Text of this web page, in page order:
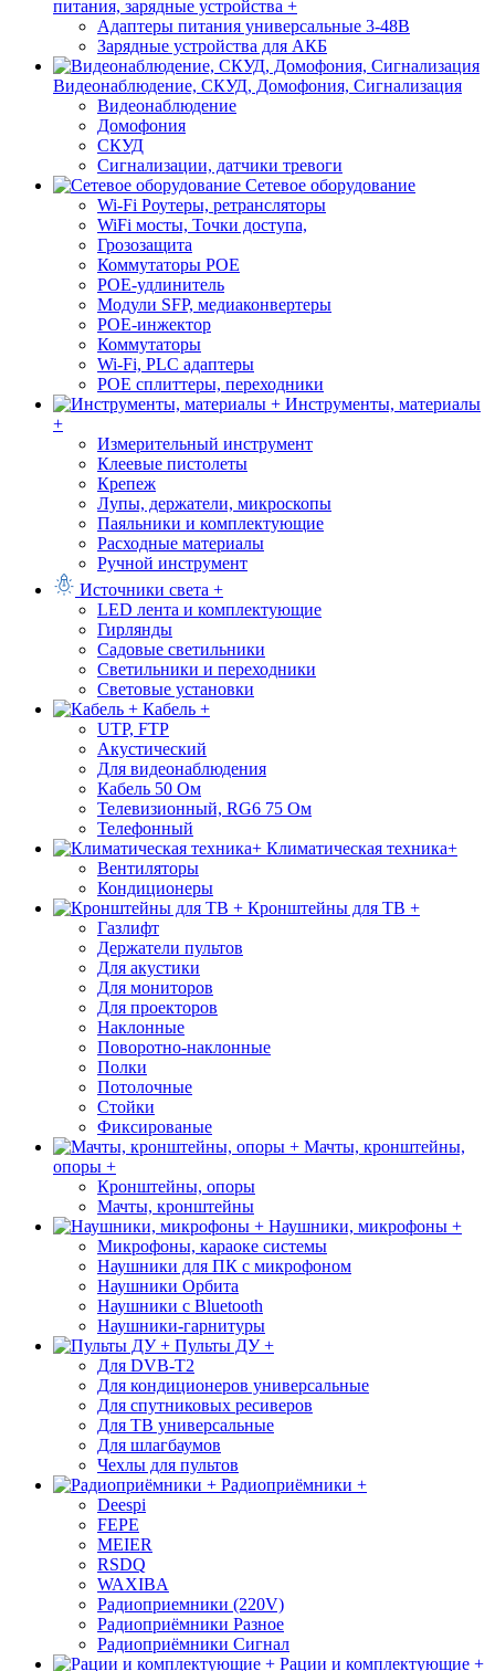
питания, зарядные устройства +
Адаптеры питания универсальные 3-48В
Зарядные устройства для АКБ
Видеонаблюдение, СКУД, Домофония, Сигнализация
Видеонаблюдение
Домофония
СКУД
Сигнализации, датчики тревоги
Сетевое оборудование
Wi-Fi Роутеры, ретрансляторы
WiFi мосты, Точки доступа,
Грозозащита
Коммутаторы POE
POE-удлинитель
Модули SFP, медиаконвертеры
POE-инжектор
Коммутаторы
Wi-Fi, PLC адаптеры
POE сплиттеры, переходники
Инструменты, материалы
+
Измерительный инструмент
Клеевые пистолеты
Крепеж
Лупы, держатели, микроскопы
Паяльники и комплектующие
Расходные материалы
Ручной инструмент
Источники света +
LED лента и комплектующие
Гирлянды
Садовые светильники
Светильники и переходники
Световые установки
Кабель +
UTP, FTP
Акустический
Для видеонаблюдения
Кабель 50 Ом
Телевизионный, RG6 75 Ом
Телефонный
Климатическая техника+
Вентиляторы
Кондиционеры
Кронштейны для ТВ +
Газлифт
Держатели пультов
Для акустики
Для мониторов
Для проекторов
Наклонные
Поворотно-наклонные
Полки
Потолочные
Стойки
Фиксированые
Мачты, кронштейны,
опоры +
Кронштейны, опоры
Мачты, кронштейны
Наушники, микрофоны +
Микрофоны, караоке системы
Наушники для ПК с микрофоном
Наушники Орбита
Наушники с Bluetooth
Наушники-гарнитуры
Пульты ДУ +
Для DVB-T2
Для кондиционеров универсальные
Для спутниковых ресиверов
Для ТВ универсальные
Для шлагбаумов
Чехлы для пультов
Радиоприёмники +
Deespi
FEPE
MEIER
RSDQ
WAXIBA
Радиоприемники (220V)
Радиоприёмники Разное
Радиоприёмники Сигнал
Рации и комплектующие +